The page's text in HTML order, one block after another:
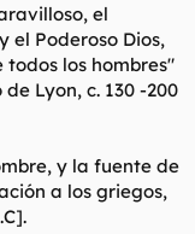
el
el Poderoso Dios,
todos los hombres"
Lyon, c. 130 -200
y la fuente de
a los griegos,